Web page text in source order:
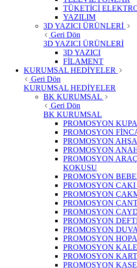
TÜKETİCİ
YAZILIM
3D YAZICI ÜRÜNLERİ
Geri Dön
3D YAZICI ÜRÜNLERİ
3D YAZICI
FİLAMENT
KURUMSAL HEDİYELER
Geri Dön
KURUMSAL HEDİYELER
BK KURUMSAL
Geri Dön
BK KURUMSAL
PROMOSYON
PROMOSYON
PROMOSYON
PROMOSYON
PROMOSYON
KOKUSU
PROMOSYON
PROMOSYON
PROMOSYON
PROMOSYON
PROMOSYON
PROMOSYON
PROMOSYON
PROMOSYON
PROMOSYON
PROMOSYON
PROMOSYON